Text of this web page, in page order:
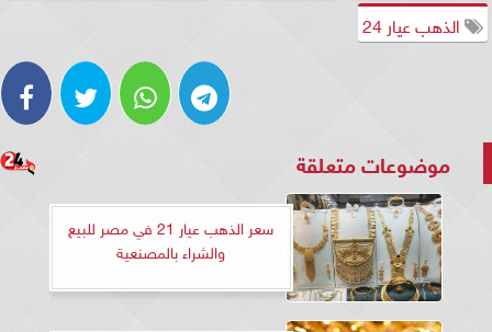
الذهب عيار 24
موضوعات متعلقة
سعر الذهب عيار 21 في مصر للبيع
والشراء بالمصنعية